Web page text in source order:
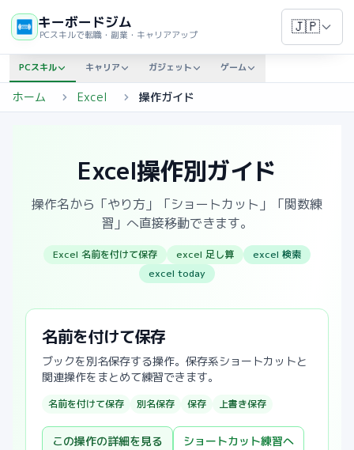
キーボードジム
PCスキルで転職・副業・キャリアアップ 🇯🇵
PCスキル キャリア ガジェット ゲーム
ホーム Excel 操作ガイド
Excel操作別ガイド
操作名から「やり方」「ショートカット」「関数練
習」へ直接移動できます。
Excel 名前を付けて保存 excel 足し算
excel 検索
excel today
名前を付けて保存
ブックを別名保存する操作。保存系ショートカットと
関連操作をまとめて練習できます。
名前を付けて保存 別名保存 保存 上書き保存
この操作の詳細を見る ショートカット練習へ